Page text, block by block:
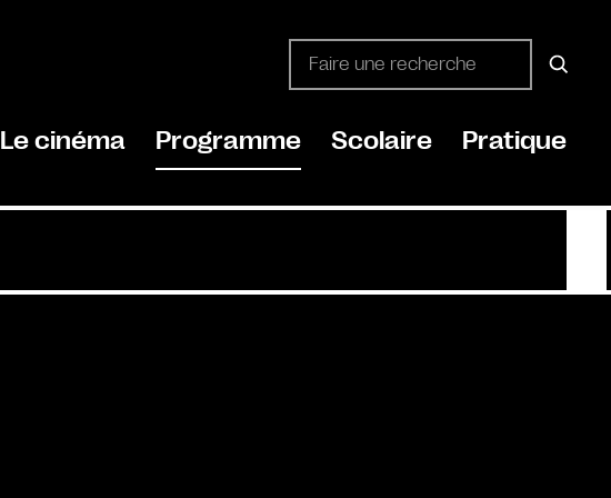
Le cinéma Programme Scolaire Pratique